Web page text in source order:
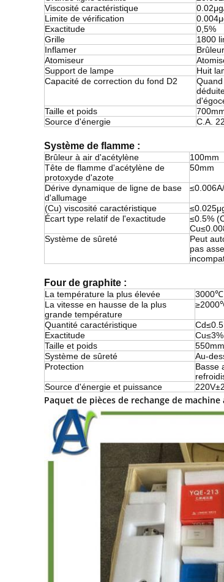
Viscosité caractéristique
Limite de vérification
Exactitude
0,5%
Grille
1800
Inflamer
Atomiseur
Support de lampe
Huit
Capacité de correction du fond D2
Taille et poids
Source d'énergie
C.A.
Système de flamme :
Brûleur à air d'acétylène
100mm
Tête de flamme d'acétylène de
protoxyde d'azote
50mm
Dérive dynamique de ligne de base
d'allumage
(Cu) viscosité caractéristique
Écart type relatif de l'exactitude
≤0.5%
Système de sûreté
Peut
pas
Four de graphite :
La température la plus élevée
3000℃
La vitesse en hausse de la plus
grande température
Quantité caractéristique
Exactitude
Taille et poids
Système de sûreté
Au-
Protection
Basse
Source d'énergie et puissance
Paquet de pièces de rechange de